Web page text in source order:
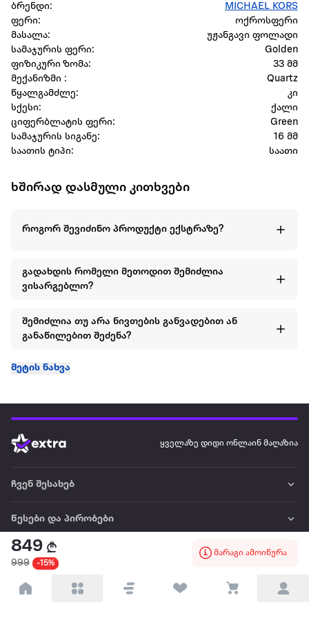
849
999 -15%
მარაგი ამოიწურა
ბრენდი:
MICHAEL KORS
ფერი:
ოქროსფერი
მასალა:
უჟანგავი ფოლადი
სამაჯურის ფერი:
Golden
ფიზიკური ზომა:
33 მმ
მექანიზმი :
Quartz
წყალგამძლე:
კი
სქესი:
ქალი
ციფერბლატის ფერი:
Green
სამაჯურის სიგანე:
16 მმ
საათის ტიპი:
საათი
ხშირად დასმული კითხვები
როგორ შევიძინო პროდუქტი ექსტრაზე?
გადახდის რომელი მეთოდით შემიძლია
ვისარგებლო?
შემიძლია თუ არა ნივთების განვადებით ან
განაწილებით შეძენა?
მეტის ნახვა
ყველაზე დიდი ონლაინ მაღაზია
ჩვენ შესახებ
წესები და პირობები
პარტნიორებისთვის
ტრენდული